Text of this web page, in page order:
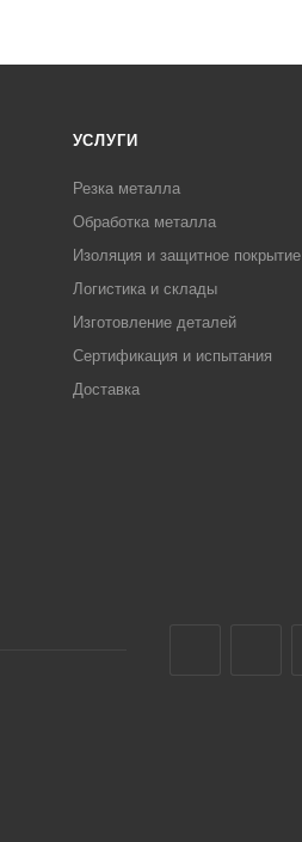
УСЛУГИ
Резка металла
Обработка металла
Изоляция и защитное покрытие
Логистика и склады
Изготовление деталей
Сертификация и испытания
Доставка